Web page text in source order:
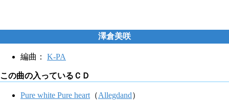
澤倉美咲
編曲： K-PA
この曲の入っているＣＤ
Pure white Pure heart （Allegdand）